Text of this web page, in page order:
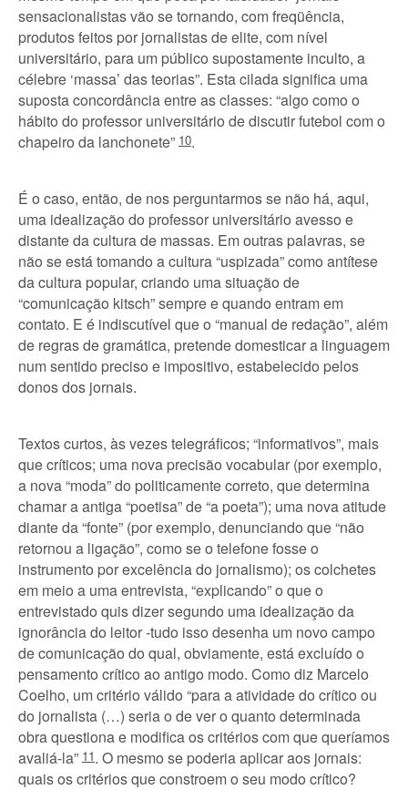
sensacionalistas vão se tornando, com freqüência,
produtos feitos por jornalistas de elite, com nível
universitário, para um público supostamente inculto, a
célebre ‘massa’ das teorias”. Esta cilada significa uma
suposta concordância entre as classes: “algo como o
hábito do professor universitário de discutir futebol com o
chapeiro da lanchonete” 10.
É o caso, então, de nos perguntarmos se não há, aqui,
uma idealização do professor universitário avesso e
distante da cultura de massas. Em outras palavras, se
não se está tomando a cultura “uspizada” como antítese
da cultura popular, criando uma situação de
“comunicação kitsch” sempre e quando entram em
contato. E é indiscutível que o “manual de redação”, além
de regras de gramática, pretende domesticar a linguagem
num sentido preciso e impositivo, estabelecido pelos
donos dos jornais.
Textos curtos, às vezes telegráficos; “informativos”, mais
que críticos; uma nova precisão vocabular (por exemplo,
a nova “moda” do politicamente correto, que determina
chamar a antiga “poetisa” de “a poeta”); uma nova atitude
diante da “fonte” (por exemplo, denunciando que “não
retornou a ligação”, como se o telefone fosse o
instrumento por excelência do jornalismo); os colchetes
em meio a uma entrevista, “explicando” o que o
entrevistado quis dizer segundo uma idealização da
ignorância do leitor -tudo isso desenha um novo campo
de comunicação do qual, obviamente, está excluído o
pensamento crítico ao antigo modo. Como diz Marcelo
Coelho, um critério válido “para a atividade do crítico ou
do jornalista (…) seria o de ver o quanto determinada
obra questiona e modifica os critérios com que queríamos
avaliá-la” 11. O mesmo se poderia aplicar aos jornais:
quais os critérios que constroem o seu modo crítico?